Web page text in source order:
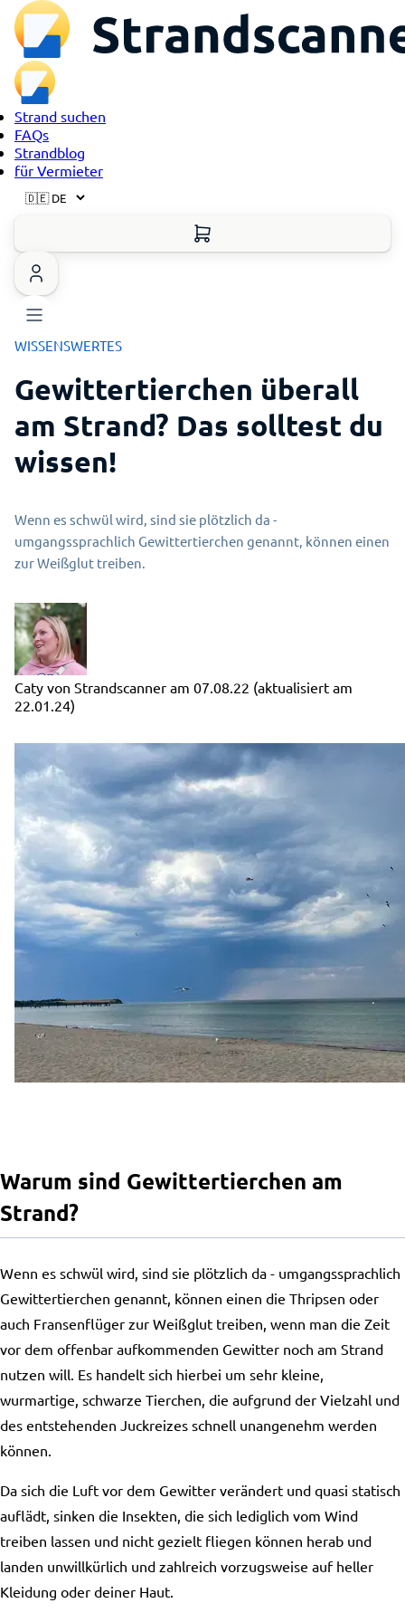
Strand suchen
FAQs
Strandblog
für Vermieter
WISSENSWERTES
Gewittertierchen überall
am Strand? Das solltest du
wissen!
Wenn es schwül wird, sind sie plötzlich da -
umgangssprachlich Gewittertierchen genannt, können einen
zur Weißglut treiben.
Caty von Strandscanner am 07.08.22 (aktualisiert am
22.01.24)
Warum sind Gewittertierchen am
Strand?
Wenn es schwül wird, sind sie plötzlich da - umgangssprachlich
Gewittertierchen genannt, können einen die Thripsen oder
auch Fransenflüger zur Weißglut treiben, wenn man die Zeit
vor dem offenbar aufkommenden Gewitter noch am Strand
nutzen will. Es handelt sich hierbei um sehr kleine,
wurmartige, schwarze Tierchen, die aufgrund der Vielzahl und
des entstehenden Juckreizes schnell unangenehm werden
können.
Da sich die Luft vor dem Gewitter verändert und quasi statisch
auflädt, sinken die Insekten, die sich lediglich vom Wind
treiben lassen und nicht gezielt fliegen können herab und
landen unwillkürlich und zahlreich vorzugsweise auf heller
Kleidung oder deiner Haut.